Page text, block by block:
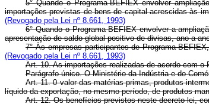
5° Quando o Programa-BEFIEX envolver
importações previstas de bens de capital acrescidas às
(Revogado pela Lei nº 8.661, 1993)
6° Quando o Programa-BEFIEX envolver a
apresentação de saldo global positivo de divisas, ano a
7° Às empresas participantes de Programa-
(Revogado pela Lei nº 8.661, 1993)
Art. 10. As importações realizadas de acordo com
Parágrafo único. O Ministério da Indústria e do
Art. 11. 0 valor das matérias-primas, produtos
líquido da exportação, no mesmo período, de produtos
Art. 12. Os benefícios previstos neste decreto-lei,